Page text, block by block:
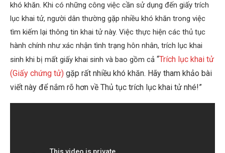
khó khăn. Khi có những công việc cần sử dụng đến giấy trích
lục khai tử, người dân thường gặp nhiều khó khăn trong việc
tìm kiếm lại thông tin khai tử này. Việc thực hiện các thủ tục
hành chính như xác nhận tình trạng hôn nhân, trích lục khai
sinh khi bị mất giấy khai sinh và bao gồm cả “Trích lục khai tử
(Giấy chứng tử) gặp rất nhiều khó khăn. Hãy tham khảo bài
viết này để nắm rõ hơn về Thủ tục trích lục khai tử nhé!”